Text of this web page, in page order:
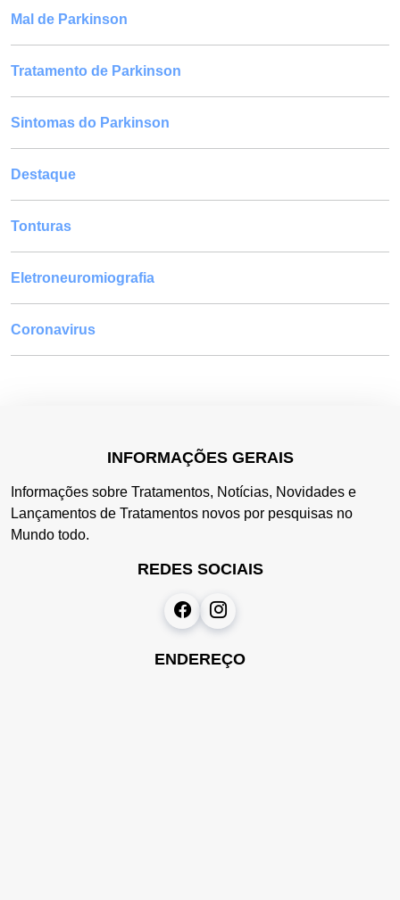
Mal de Parkinson
Tratamento de Parkinson
Sintomas do Parkinson
Destaque
Tonturas
Eletroneuromiografia
Coronavirus
INFORMAÇÕES GERAIS
Informações sobre Tratamentos, Notícias, Novidades e
Lançamentos de Tratamentos novos por pesquisas no
Mundo todo.
REDES SOCIAIS
ENDEREÇO